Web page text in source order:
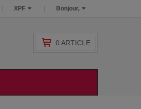
Bonjour,
XPF
0 ARTICLE